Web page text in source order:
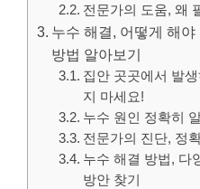
전문가의 도움, 왜
누수 해결, 어떻게 해
방법 알아보기
집안 곳곳에서 발
지 마세요!
누수 원인 정확히
전문가의 진단, 정
누수 해결 방법, 다
방안 찾기